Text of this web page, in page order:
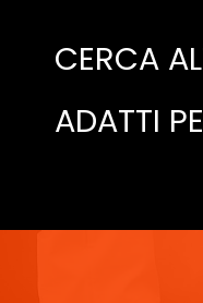
CERCA
ADATTI